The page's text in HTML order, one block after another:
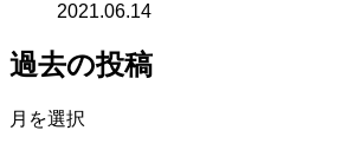
2021.06.14
過去の投稿
月を選択